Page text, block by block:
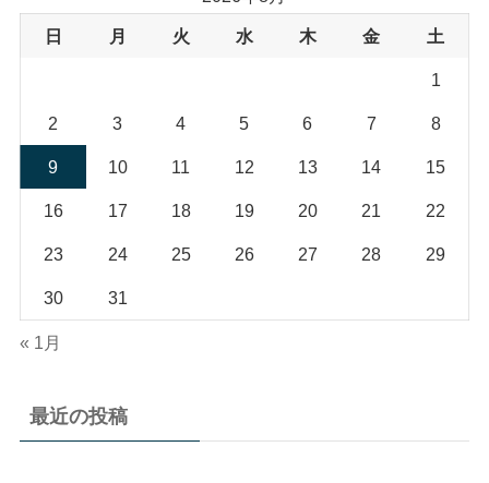
日 月 火 水 木 金 土
1
2 3 4 5 6 7 8
9 10 11 12 13 14 15
16 17 18 19 20 21 22
23 24 25 26 27 28 29
30 31
« 1月
最近の投稿